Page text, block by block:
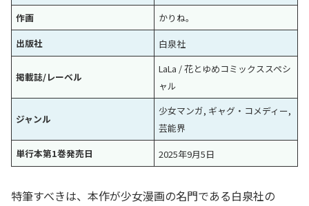
作画
かりね。
出版社
白泉社
掲載誌/レーベル
LaLa / 花とゆめコミックススペシ
ャル
ジャンル
少女マンガ, ギャグ・コメディー,
芸能界
単行本第1巻発売日
2025年9月5日
特筆すべきは、本作が少女漫画の名門である白泉社の